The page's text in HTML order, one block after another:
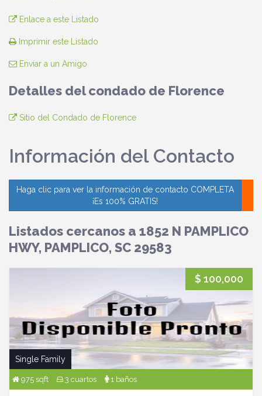
Enlace a este Listado
Imprimir este Listado
Enviar a un Amigo
Detalles del condado de Florence
Sitio del Condado de Florence
Información del Contacto
Haga clic para ver la información de contacto COMPLETA
¡Es 100% GRATIS!
Listados cercanos a 1852 N PAMPLICO
HWY, PAMPLICO, SC 29583
$ 100,000
Single Family
975 sqft 3 cuartos 1 baños